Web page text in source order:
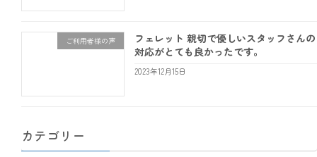
ご利用者様の声
フェレット 親切で優しいスタッフさんの
対応がとても良かったです。
2023年12月15日
カテゴリー